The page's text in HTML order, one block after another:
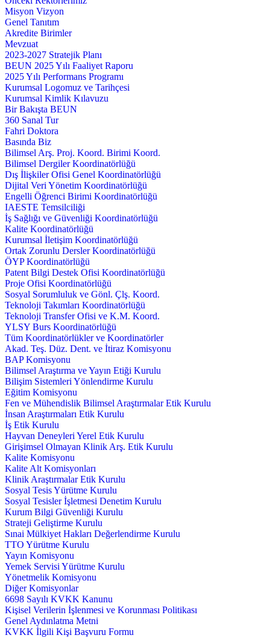
Misyon Vizyon
Genel Tanıtım
Akredite Birimler
Mevzuat
2023-2027 Stratejik Planı
BEUN 2025 Yılı Faaliyet Raporu
2025 Yılı Performans Programı
Kurumsal Logomuz ve Tarihçesi
Kurumsal Kimlik Kılavuzu
Bir Bakışta BEUN
360 Sanal Tur
Fahri Doktora
Basında Biz
Bilimsel Arş. Proj. Koord. Birimi Koord.
Bilimsel Dergiler Koordinatörlüğü
Dış İlişkiler Ofisi Genel Koordinatörlüğü
Dijital Veri Yönetim Koordinatörlüğü
Engelli Öğrenci Birimi Koordinatörlüğü
IAESTE Temsilciliği
İş Sağlığı ve Güvenliği Koordinatörlüğü
Kalite Koordinatörlüğü
Kurumsal İletişim Koordinatörlüğü
Ortak Zorunlu Dersler Koordinatörlüğü
ÖYP Koordinatörlüğü
Patent Bilgi Destek Ofisi Koordinatörlüğü
Proje Ofisi Koordinatörlüğü
Sosyal Sorumluluk ve Gönl. Çlş. Koord.
Teknoloji Takımları Koordinatörlüğü
Teknoloji Transfer Ofisi ve K.M. Koord.
YLSY Burs Koordinatörlüğü
Tüm Koordinatörlükler ve Koordinatörler
Akad. Teş. Düz. Dent. ve İtiraz Komisyonu
BAP Komisyonu
Bilimsel Araştırma ve Yayın Etiği Kurulu
Bilişim Sistemleri Yönlendirme Kurulu
Eğitim Komisyonu
Fen ve Mühendislik Bilimsel Araştırmalar Etik Kurulu
İnsan Araştırmaları Etik Kurulu
İş Etik Kurulu
Hayvan Deneyleri Yerel Etik Kurulu
Girişimsel Olmayan Klinik Arş. Etik Kurulu
Kalite Komisyonu
Kalite Alt Komisyonları
Klinik Araştırmalar Etik Kurulu
Sosyal Tesis Yürütme Kurulu
Sosyal Tesisler İşletmesi Denetim Kurulu
Kurum Bilgi Güvenliği Kurulu
Strateji Geliştirme Kurulu
Sınai Mülkiyet Hakları Değerlendirme Kurulu
TTO Yürütme Kurulu
Yayın Komisyonu
Yemek Servisi Yürütme Kurulu
Yönetmelik Komisyonu
Diğer Komisyonlar
6698 Sayılı KVKK Kanunu
Kişisel Verilerin İşlenmesi ve Korunması Politikası
Genel Aydınlatma Metni
KVKK İlgili Kişi Başvuru Formu